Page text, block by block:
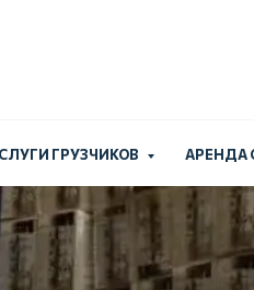
ГРУЗЧИКОВ АРЕНДА